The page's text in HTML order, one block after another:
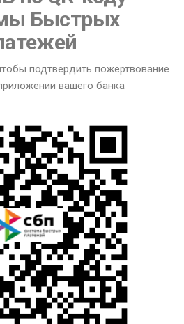
Быстрых
подтвердить пожертвование
вашего банка